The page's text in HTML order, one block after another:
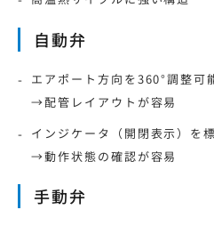
自動弁
エアポート方向を360°調整可
→配管レイアウトが容易
インジケータ（開閉表示）を
→動作状態の確認が容易
手動弁